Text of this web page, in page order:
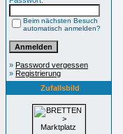
Beim nächsten Besuch
automatisch anmelden?
» Password vergessen
» Registrierung
Zufallsbild